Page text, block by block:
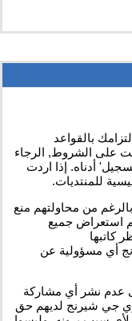
بالقواعد
على الشروط, الرجاء
أدناه. إذا اردت
للمنتديات.
من محاولتهم منع
استعراض جميع
كاتبها
أي مسؤولية عن
عدم نشر أي مشاركة
جي شيرنج لديهم حق